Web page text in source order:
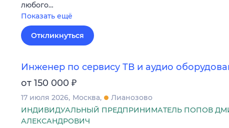
любого…
Показать ещё
Откликнуться
Инженер по сервису ТВ и аудио
от 150 000 ₽
17 июля 2026 Москва
Лианозово
ИНДИВИДУАЛЬНЫЙ ПРЕДПРИНИМАТЕЛЬ ПОПОВ
АЛЕКСАНДРОВИЧ